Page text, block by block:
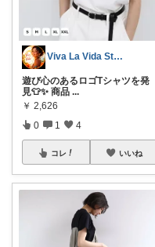
Viva La Vida Studio
遊び心のあるロゴTシャツを発
見👕✨ 商品 ...
￥ 2,626
0 1 4
コレ いいね